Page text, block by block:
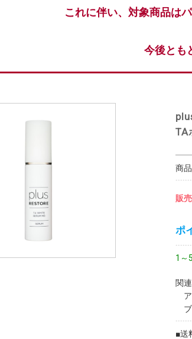
これに伴い、対象商品は
今後とも
TA
商
販
ポ
1～
関
■送